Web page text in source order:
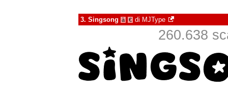
3. Singsong à € di MJType
260.638